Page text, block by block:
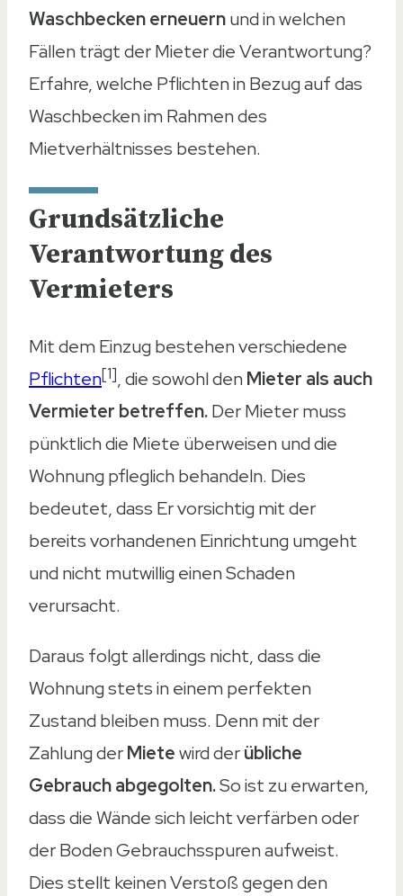
Waschbecken erneuernund in welchen
Fällen trägt der Mieter die Verantwortung?
Erfahre, welche Pflichten in Bezug auf das
Waschbecken im Rahmen des
Mietverhältnisses bestehen.
Grundsätzliche
Verantwortung des
Vermieters
Mit dem Einzug bestehen verschiedene
Pflichten[1], die sowohl denMieter als auch
Vermieter betreffen.Der Mieter muss
pünktlich die Miete überweisen und die
Wohnung pfleglich behandeln. Dies
bedeutet, dass Er vorsichtig mit der
bereits vorhandenen Einrichtung umgeht
und nicht mutwillig einen Schaden
verursacht.
Daraus folgt allerdings nicht, dass die
Wohnung stets in einem perfekten
Zustand bleiben muss. Denn mit der
Zahlung derMietewird derübliche
Gebrauch abgegolten.So ist zu erwarten,
dass die Wände sich leicht verfärben oder
der Boden Gebrauchsspuren aufweist.
Dies stellt keinen Verstoß gegen den